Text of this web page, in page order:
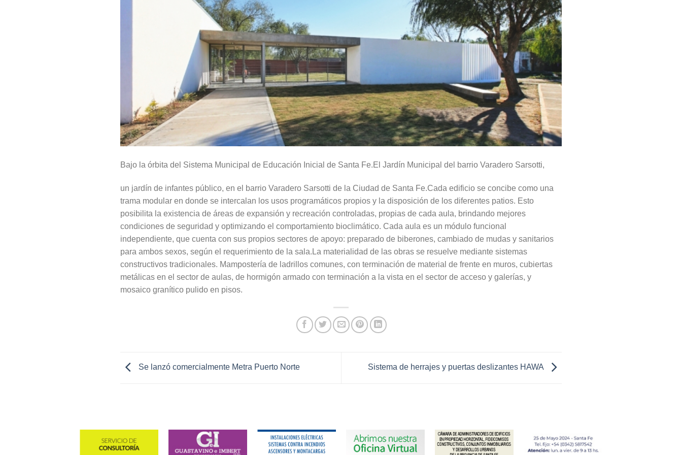
Bajo la órbita del Sistema Municipal de Educación Inicial de Santa Fe.El Jardín Municipal del barrio Varadero Sarsotti,
un jardín de infantes público, en el barrio Varadero Sarsotti de la Ciudad de Santa Fe.Cada edificio se concibe como una
trama modular en donde se intercalan los usos programáticos propios y la disposición de los diferentes patios. Esto
posibilita la existencia de áreas de expansión y recreación controladas, propias de cada aula, brindando mejores
condiciones de seguridad y optimizando el comportamiento bioclimático. Cada aula es un módulo funcional
independiente, que cuenta con sus propios sectores de apoyo: preparado de biberones, cambiado de mudas y sanitarios
para ambos sexos, según el requerimiento de la sala.La materialidad de las obras se resuelve mediante sistemas
constructivos tradicionales. Mampostería de ladrillos comunes, con terminación de material de frente en muros, cubiertas
metálicas en el sector de aulas, de hormigón armado con terminación a la vista en el sector de acceso y galerías, y
mosaico granítico pulido en pisos.
Se lanzó comercialmente Metra Puerto Norte Sistema de herrajes y puertas deslizantes HAWA